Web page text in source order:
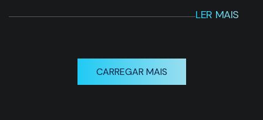
LER MAIS
CARREGAR MAIS